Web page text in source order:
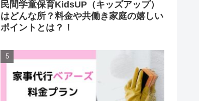
民間学童保育KidsUP（キッズアップ）
はどんな所？料金や共働き家庭の嬉しい
ポイントとは？！